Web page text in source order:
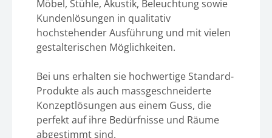
Möbel, Stühle, Akustik, Beleuchtung sowie
Kundenlösungen in qualitativ
hochstehender Ausführung und mit vielen
gestalterischen Möglichkeiten.
Bei uns erhalten sie hochwertige Standard-
Produkte als auch massgeschneiderte
Konzeptlösungen aus einem Guss, die
perfekt auf ihre Bedürfnisse und Räume
abgestimmt sind.